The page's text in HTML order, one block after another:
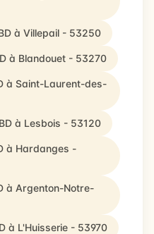
à Villepail - 53250
à Blandouet - 53270
à Saint-Laurent-des-
à Lesbois - 53120
à Hardanges -
à Argenton-Notre-
à L'Huisserie - 53970